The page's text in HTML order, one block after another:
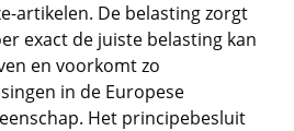
artikelen. De belasting zorgt
exact de juiste belasting kan
en voorkomt zo
in de Europese
Het principebesluit